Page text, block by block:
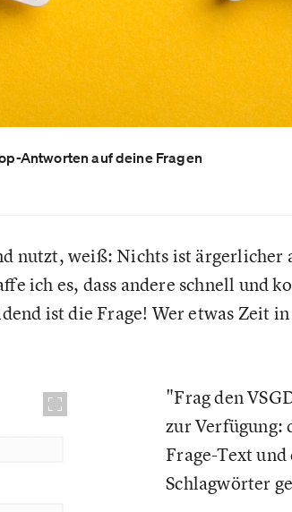
Antworten auf deine Fragen
nutzt, weiß: Nichts ist ärgerlicher
ich es, dass andere schnell und
ist die Frage! Wer etwas Zeit
"Frag den
zur Verfügung:
Frage-Text und
Schlagwörter